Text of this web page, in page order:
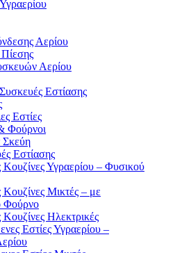
Αερίου
Αερίου
Εστίασης
Εστίες
Φούρνοι
Σκεύη
Εστίασης
Κουζίνες Υγραερίου – Φυσικού
Μικτές – με
Φούρνο
Ηλεκτρικές
Εστίες Υγραερίου –